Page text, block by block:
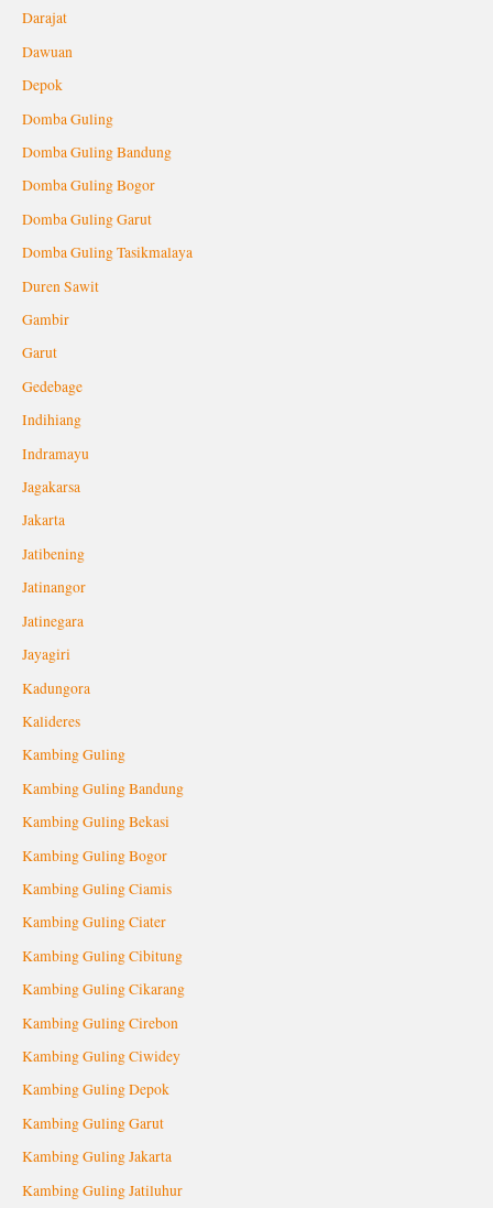
Darajat
Dawuan
Depok
Domba Guling
Domba Guling Bandung
Domba Guling Bogor
Domba Guling Garut
Domba Guling Tasikmalaya
Duren Sawit
Gambir
Garut
Gedebage
Indihiang
Indramayu
Jagakarsa
Jakarta
Jatibening
Jatinangor
Jatinegara
Jayagiri
Kadungora
Kalideres
Kambing Guling
Kambing Guling Bandung
Kambing Guling Bekasi
Kambing Guling Bogor
Kambing Guling Ciamis
Kambing Guling Ciater
Kambing Guling Cibitung
Kambing Guling Cikarang
Kambing Guling Cirebon
Kambing Guling Ciwidey
Kambing Guling Depok
Kambing Guling Garut
Kambing Guling Jakarta
Kambing Guling Jatiluhur